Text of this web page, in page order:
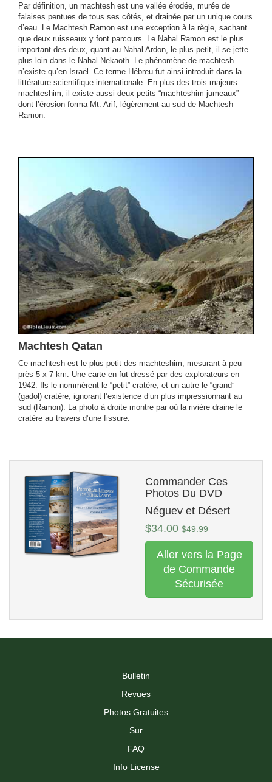
Par définition, un machtesh est une vallée érodée, murée de
falaises pentues de tous ses côtés, et drainée par un unique cours
d’eau. Le Machtesh Ramon est une exception à la règle, sachant
que deux ruisseaux y font parcours. Le Nahal Ramon est le plus
important des deux, quant au Nahal Ardon, le plus petit, il se jette
plus loin dans le Nahal Nekaoth. Le phénomène de machtesh
n’existe qu’en Israël. Ce terme Hébreu fut ainsi introduit dans la
littérature scientifique internationale. En plus des trois majeurs
machteshim, il existe aussi deux petits “machteshim jumeaux”
dont l’érosion forma Mt. Arif, légèrement au sud de Machtesh
Ramon.
Machtesh Qatan
Ce machtesh est le plus petit des machteshim, mesurant à peu
près 5 x 7 km. Une carte en fut dressé par des explorateurs en
1942. Ils le nommèrent le “petit” cratère, et un autre le “grand”
(gadol) cratère, ignorant l’existence d’un plus impressionnant au
sud (Ramon). La photo à droite montre par où la rivière draine le
cratère au travers d’une fissure.
Commander Ces
Photos Du DVD
Néguev et Désert
$34.00 $49.99
Aller vers la Page
de Commande
Sécurisée
Bulletin
Revues
Photos Gratuites
Sur
FAQ
Info License